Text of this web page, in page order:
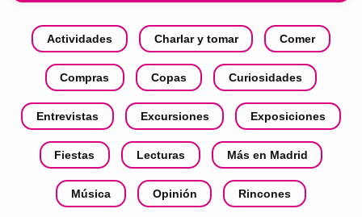
Actividades Charlar y tomar Comer
Compras Copas Curiosidades
Entrevistas Excursiones Exposiciones
Fiestas Lecturas Más en Madrid
Música Opinión Rincones